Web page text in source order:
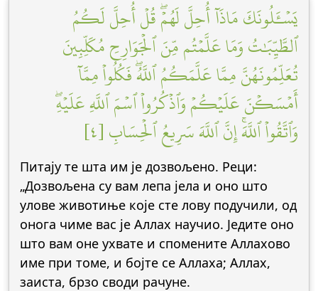
يَسۡـَٔلُونَكَ مَاذَآ أُحِلَّ لَهُمۡۖ قُلۡ أُحِلَّ لَكُمُ
ٱلطَّيِّبَٰتُ وَمَا عَلَّمۡتُم مِّنَ ٱلۡجَوَارِحِ مُكَلِّبِينَ
تُعَلِّمُونَهُنَّ مِمَّا عَلَّمَكُمُ ٱللَّهُۖ فَكُلُواْ مِمَّآ
أَمۡسَكۡنَ عَلَيۡكُمۡ وَٱذۡكُرُواْ ٱسۡمَ ٱللَّهِ عَلَيۡهِۖ
وَٱتَّقُواْ ٱللَّهَۚ إِنَّ ٱللَّهَ سَرِيعُ ٱلۡحِسَابِ [٤]
Питају те шта им је дозвољено. Реци:
„Дозвољена су вам лепа јела и оно што
улове животиње које сте лову подучили, од
онога чиме вас је Аллах научио. Једите оно
што вам оне ухвате и спомените Аллахово
име при томе, и бојте се Аллаха; Аллах,
заиста, брзо своди рачуне.